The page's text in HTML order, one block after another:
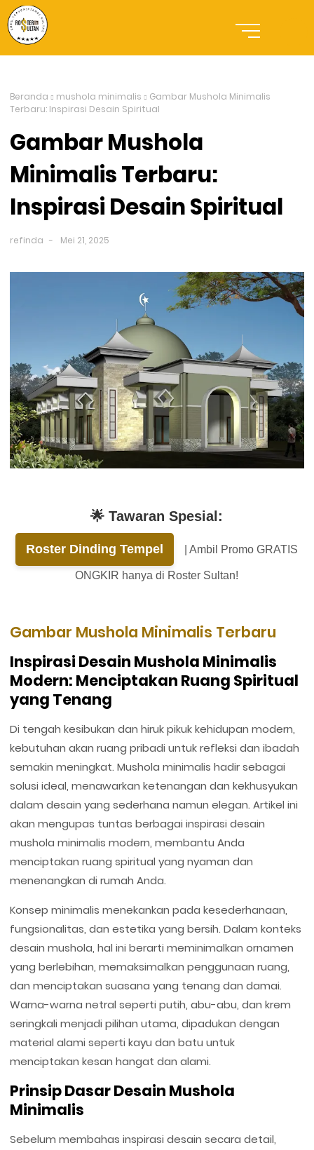
Beranda mushola minimalis
Gambar Mushola Minimalis
Terbaru: Inspirasi Desain Spiritual
Gambar Mushola
Minimalis Terbaru:
Inspirasi Desain Spiritual
refinda Mei 21, 2025
🌟 Tawaran Spesial:
Roster Dinding Tempel | Ambil Promo GRATIS
ONGKIR hanya di Roster Sultan!
Gambar Mushola Minimalis Terbaru
Inspirasi Desain Mushola Minimalis
Modern: Menciptakan Ruang Spiritual
yang Tenang
Di tengah kesibukan dan hiruk pikuk kehidupan modern,
kebutuhan akan ruang pribadi untuk refleksi dan ibadah
semakin meningkat. Mushola minimalis hadir sebagai
solusi ideal, menawarkan ketenangan dan kekhusyukan
dalam desain yang sederhana namun elegan. Artikel ini
akan mengupas tuntas berbagai inspirasi desain
mushola minimalis modern, membantu Anda
menciptakan ruang spiritual yang nyaman dan
menenangkan di rumah Anda.
Konsep minimalis menekankan pada kesederhanaan,
fungsionalitas, dan estetika yang bersih. Dalam konteks
desain mushola, hal ini berarti meminimalkan ornamen
yang berlebihan, memaksimalkan penggunaan ruang,
dan menciptakan suasana yang tenang dan damai.
Warna-warna netral seperti putih, abu-abu, dan krem
seringkali menjadi pilihan utama, dipadukan dengan
material alami seperti kayu dan batu untuk
menciptakan kesan hangat dan alami.
Prinsip Dasar Desain Mushola
Minimalis
Sebelum membahas inspirasi desain secara detail,